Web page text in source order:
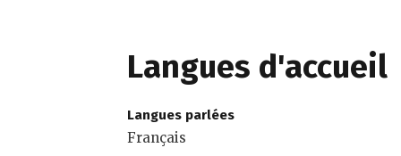
Langues d'accueil
Langues parlées
Français